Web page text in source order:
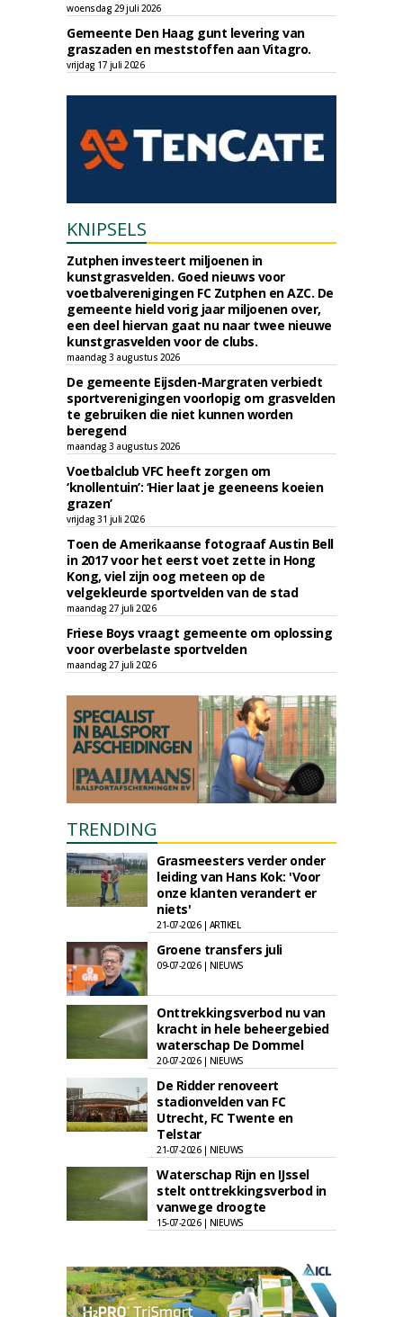
woensdag 29 juli 2026
Gemeente Den Haag gunt levering van
graszaden en meststoffen aan Vitagro.
vrijdag 17 juli 2026
KNIPSELS
Zutphen investeert miljoenen in
kunstgrasvelden. Goed nieuws voor
voetbalverenigingen FC Zutphen en AZC. De
gemeente hield vorig jaar miljoenen over,
een deel hiervan gaat nu naar twee nieuwe
kunstgrasvelden voor de clubs.
maandag 3 augustus 2026
De gemeente Eijsden-Margraten verbiedt
sportverenigingen voorlopig om grasvelden
te gebruiken die niet kunnen worden
beregend
maandag 3 augustus 2026
Voetbalclub VFC heeft zorgen om
‘knollentuin’: ‘Hier laat je geeneens koeien
grazen’
vrijdag 31 juli 2026
Toen de Amerikaanse fotograaf Austin Bell
in 2017 voor het eerst voet zette in Hong
Kong, viel zijn oog meteen op de
velgekleurde sportvelden van de stad
maandag 27 juli 2026
Friese Boys vraagt gemeente om oplossing
voor overbelaste sportvelden
maandag 27 juli 2026
TRENDING
Grasmeesters verder onder
leiding van Hans Kok: 'Voor
onze klanten verandert er
niets'
21-07-2026 | ARTIKEL
Groene transfers juli
09-07-2026 | NIEUWS
Onttrekkingsverbod nu van
kracht in hele beheergebied
waterschap De Dommel
20-07-2026 | NIEUWS
De Ridder renoveert
stadionvelden van FC
Utrecht, FC Twente en
Telstar
21-07-2026 | NIEUWS
Waterschap Rijn en IJssel
stelt onttrekkingsverbod in
vanwege droogte
15-07-2026 | NIEUWS